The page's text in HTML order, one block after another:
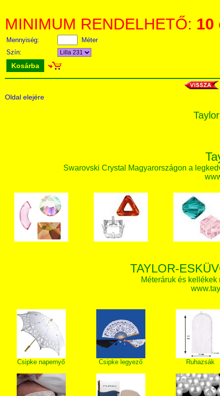
MINIMUM RENDELHETŐ: 10
Mennyiség:
Méter
Szín:
Kosárba
Oldal elejére
Swarovski Crystal Magyarországon a
TAYLOR-
Méteráruk és
Csipke napernyő Csipke legyező Ruhazsák